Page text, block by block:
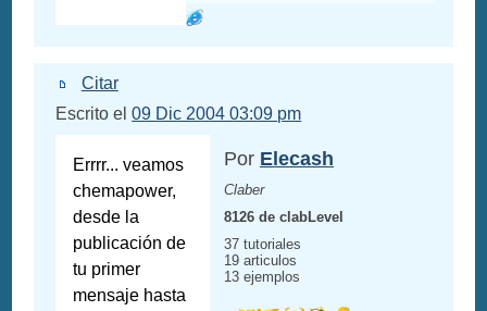
Citar
Escrito el09 Dic 2004 03:09 pm
Errrr... veamos
chemapower,
desde la
publicación de
tu primer
mensaje hasta
Por Elecash
Claber
8126 de clabLevel
37 tutoriales
19 articulos
13 ejemplos